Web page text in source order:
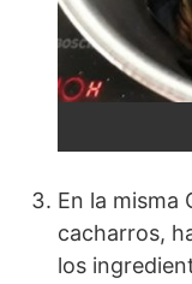
En la misma
cacharros,
los